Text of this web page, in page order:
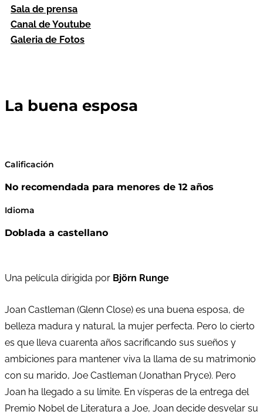
Sala de prensa
Canal de Youtube
Galeria de Fotos
La buena esposa
Calificación
No recomendada para menores de 12 años
Idioma
Doblada a castellano
Una película dirigida por Björn Runge
Joan Castleman (Glenn Close) es una buena esposa, de
belleza madura y natural, la mujer perfecta. Pero lo cierto
es que lleva cuarenta años sacrificando sus sueños y
ambiciones para mantener viva la llama de su matrimonio
con su marido, Joe Castleman (Jonathan Pryce). Pero
Joan ha llegado a su límite. En vísperas de la entrega del
Premio Nobel de Literatura a Joe, Joan decide desvelar su